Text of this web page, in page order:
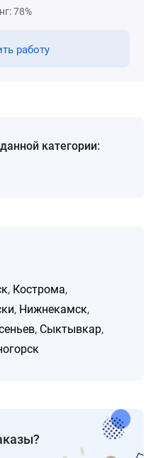
78%
работу
категории:
, Кострома,
, Нижнекамск,
, Сыктывкар,